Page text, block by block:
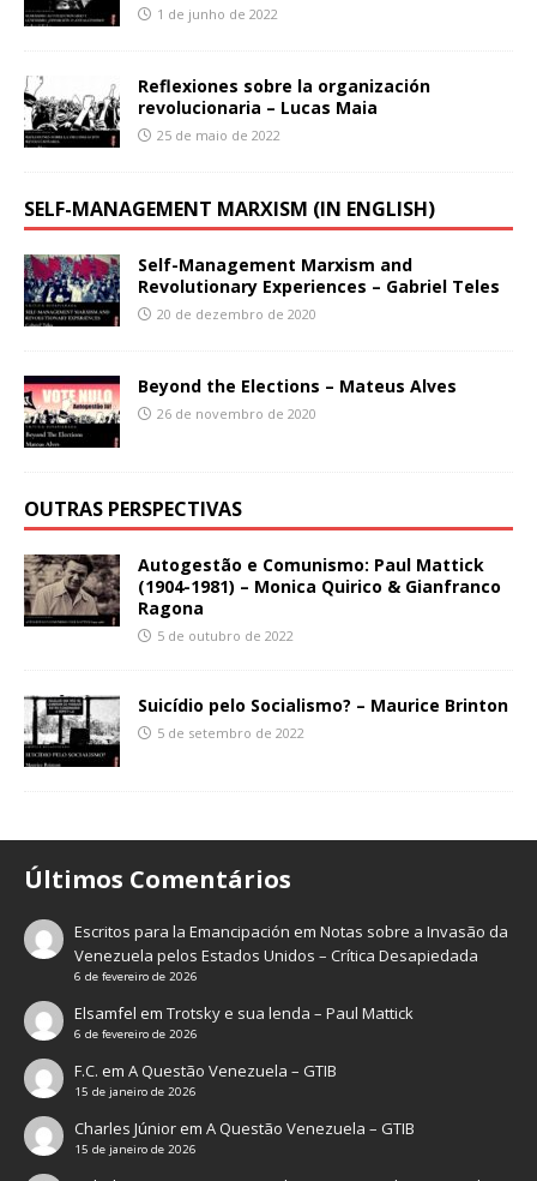
1 de junho de 2022
Reflexiones sobre la organización
revolucionaria – Lucas Maia
25 de maio de 2022
SELF-MANAGEMENT MARXISM (IN ENGLISH)
Self-Management Marxism and
Revolutionary Experiences – Gabriel Teles
20 de dezembro de 2020
Beyond the Elections – Mateus Alves
26 de novembro de 2020
OUTRAS PERSPECTIVAS
Autogestão e Comunismo: Paul Mattick
(1904-1981) – Monica Quirico & Gianfranco
Ragona
5 de outubro de 2022
Suicídio pelo Socialismo? – Maurice Brinton
5 de setembro de 2022
Últimos Comentários
Escritos para la Emancipación emNotas sobre a Invasão da
Venezuela pelos Estados Unidos – Crítica Desapiedada
6 de fevereiro de 2026
Elsamfel emTrotsky e sua lenda – Paul Mattick
6 de fevereiro de 2026
F.C. emA Questão Venezuela – GTIB
15 de janeiro de 2026
Charles JúnioremA Questão Venezuela – GTIB
15 de janeiro de 2026